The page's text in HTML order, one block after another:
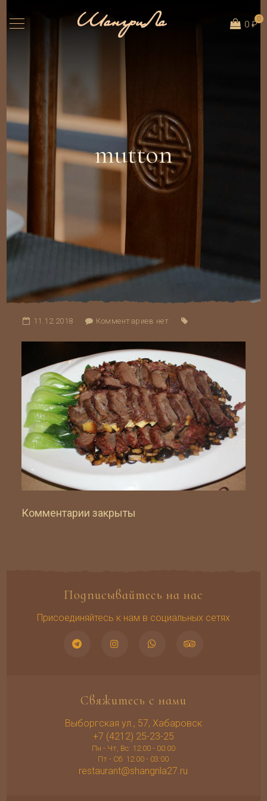
0
0 ₽
mutton
11.12.2018 Комментариев нет
Комментарии закрыты
Подписывайтесь на нас
Присоединяйтесь к нам в социальных сетях
Свяжитесь с нами
Выборгская ул., 57, Хабаровск
+7 (4212) 25-23-25
Пн - Чт, Вс: 12:00 - 00:00
Пт - Сб: 12:00 - 03:00
restaurant@shangrila27.ru